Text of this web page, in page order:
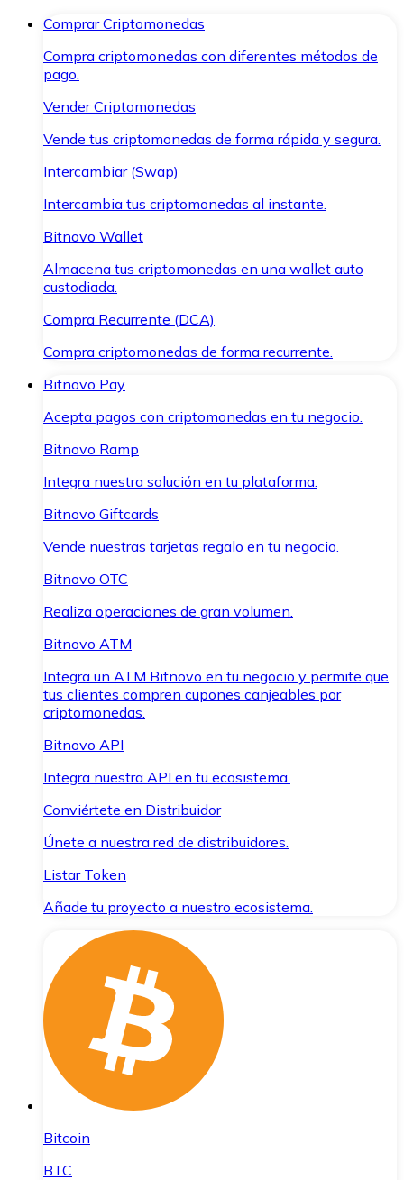
Comprar Criptomonedas
Compra criptomonedas con diferentes métodos de
pago.
Vender Criptomonedas
Vende tus criptomonedas de forma rápida y segura.
Intercambiar (Swap)
Intercambia tus criptomonedas al instante.
Bitnovo Wallet
Almacena tus criptomonedas en una wallet auto
custodiada.
Compra Recurrente (DCA)
Compra criptomonedas de forma recurrente.
Bitnovo Pay
Acepta pagos con criptomonedas en tu negocio.
Bitnovo Ramp
Integra nuestra solución en tu plataforma.
Bitnovo Giftcards
Vende nuestras tarjetas regalo en tu negocio.
Bitnovo OTC
Realiza operaciones de gran volumen.
Bitnovo ATM
Integra un ATM Bitnovo en tu negocio y permite que
tus clientes compren cupones canjeables por
criptomonedas.
Bitnovo API
Integra nuestra API en tu ecosistema.
Conviértete en Distribuidor
Únete a nuestra red de distribuidores.
Listar Token
Añade tu proyecto a nuestro ecosistema.
Bitcoin
BTC